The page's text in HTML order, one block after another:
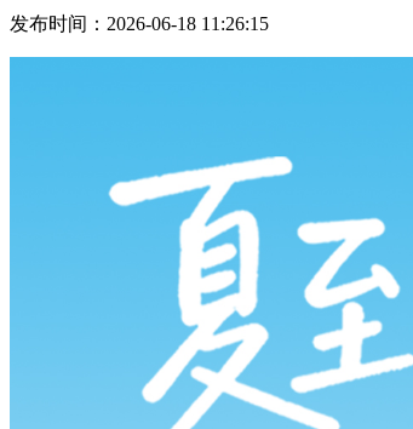
发布时间：2026-06-18 11:26:15